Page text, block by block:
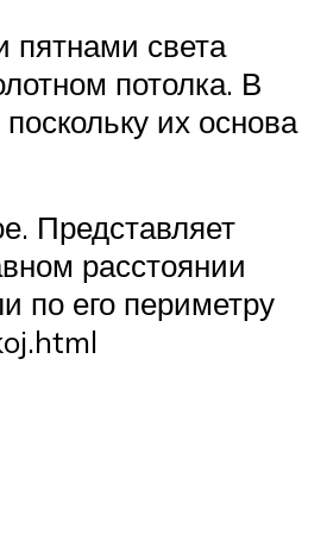
пятнами света
потолка. В
их основа
Представляет
расстоянии
по его периметру